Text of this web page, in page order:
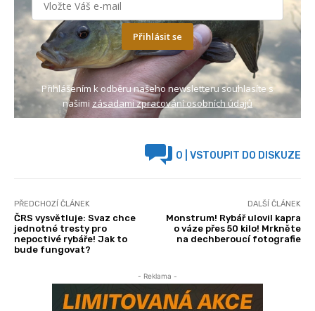
Přihlásit se
Přihlášením k odběru našeho newsletteru souhlasíte s
našimi zásadami zpracování osobních údajů
0 | VSTOUPIT DO DISKUZE
PŘEDCHOZÍ ČLÁNEK
ČRS vysvětluje: Svaz chce
jednotné tresty pro
nepoctivé rybáře! Jak to
bude fungovat?
DALŠÍ ČLÁNEK
Monstrum! Rybář ulovil kapra
o váze přes 50 kilo! Mrkněte
na dechberoucí fotografie
- Reklama -